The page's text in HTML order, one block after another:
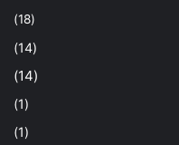
(18)
(14)
(14)
(1)
(1)